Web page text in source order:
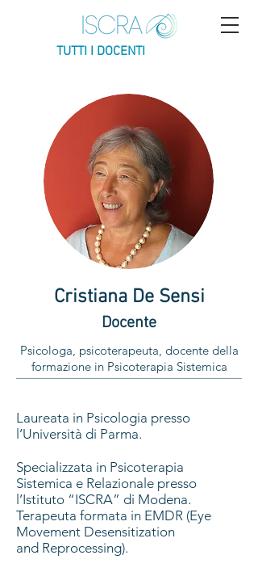
TUTTI I DOCENTI
Cristiana De Sensi
Docente
Psicologa, psicoterapeuta, docente della
formazione in Psicoterapia Sistemica
Laureata in Psicologia presso
l’Università di Parma.
Specializzata in Psicoterapia
Sistemica e Relazionale presso
l’Istituto “ISCRA” di Modena.
Terapeuta formata in EMDR (Eye
Movement Desensitization
and Reprocessing).